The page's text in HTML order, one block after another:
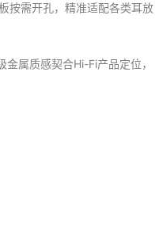
按需开孔，精准适配各类耳放
属质感契合Hi-Fi产品定位，